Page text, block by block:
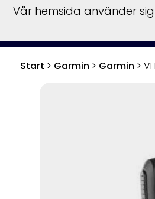
Start > Garmin > Garmin >
Vår hemsida använder